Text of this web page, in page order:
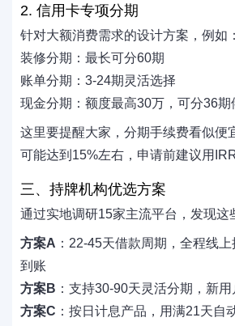
2. 信用卡专项分期
针对大额消费需求的设计方案，例如：
装修分期：最长可分60期
账单分期：3-24期灵活选择
现金分期：额度最高30万，可分36期
这里要提醒大家，分期手续费看似便
可能达到15%左右，申请前建议用
三、持牌机构优选方案
通过实地调研15家主流平台，发现这
方案A ：22-45天借款周期，全程线
到账
方案B ：支持30-90天灵活分期，新
方案C ：按日计息产品，用满21天自